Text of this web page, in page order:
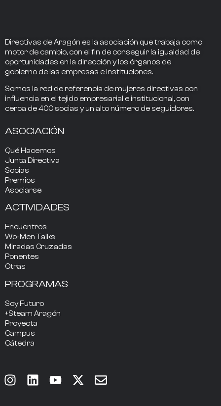
Directivas de Aragón es la asociación que trabaja como
motor de cambio, con el fin de conseguir la igualdad de
oportunidades en la dirección y los órganos de
gobierno de las empresas e instituciones.
Somos la red de referencia de mujeres directivas con
influencia en el tejido empresarial e institucional, con
cerca de400 socias y un alto número de seguidores.
ASOCIACIÓN
Qué Hacemos
Junta Directiva
Socias
Premios
Asociarse
ACTIVIDADES
Encuentros
Wo-Men Talks
Miradas Cruzadas
Ponentes
Otras
PROGRAMAS
Soy Futuro
+Steam Aragón
Proyecta
Campus
Cátedra